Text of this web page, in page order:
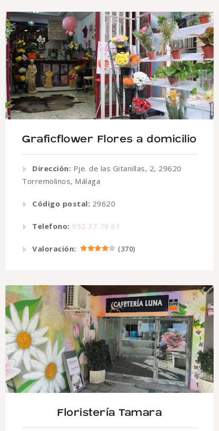
Graficflower Flores a domicilio
Dirección: Pje. de las Gitanillas, 2, 29620
Torremolinos, Málaga
Código postal: 29620
Telefono: 952 37 79 61
Valoración: (370)
Floristería Tamara